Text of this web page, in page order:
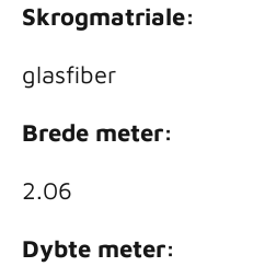
Skrogmatriale:
glasfiber
Brede meter:
2.06
Dybte meter: